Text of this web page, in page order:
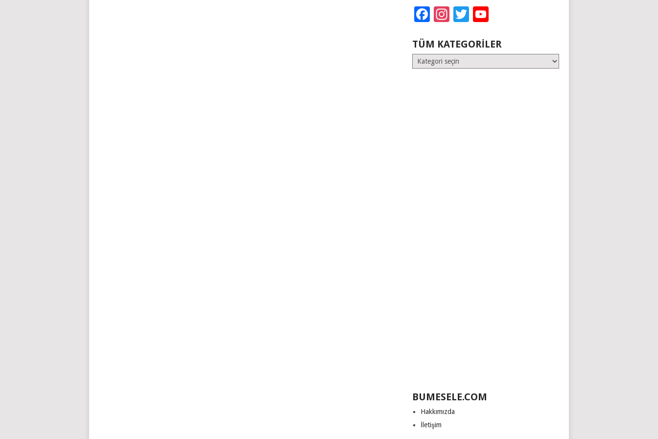
Facebook
Instagram
Twitter
TÜM KATEGORILER
Tüm
Kategoriler
BUMESELE.COM
Hakkımızda
İletişim